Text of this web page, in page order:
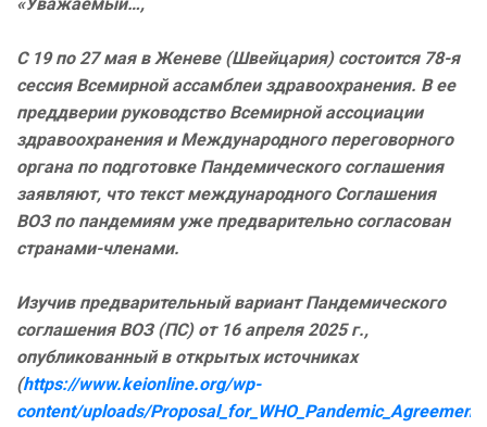
С 19 по 27 мая в Женеве (Швейцария) состоится 78-я
сессия Всемирной ассамблеи здравоохранения. В ее
преддверии руководство Всемирной ассоциации
здравоохранения и Международного переговорного
органа по подготовке Пандемического соглашения
заявляют, что текст международного Соглашения
ВОЗ по пандемиям уже предварительно согласован
странами-членами.
Изучив предварительный вариант Пандемического
соглашения ВОЗ (ПС) от 16 апреля 2025 г.,
опубликованный в открытых источниках
(https://www.keionline.org/wp-
content/uploads/